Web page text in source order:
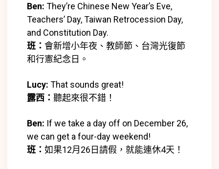
Ben: They’re Chinese New Year’s Eve,
Teachers’ Day, Taiwan Retrocession Day,
and Constitution Day.
班： 會新增小年夜、教師節、台灣光復節
和行憲紀念日。
Lucy: That sounds great!
露西： 聽起來很不錯！
Ben: If we take a day off on December 26,
we can get a four-day weekend!
班： 如果12月26日請假，就能連休4天！